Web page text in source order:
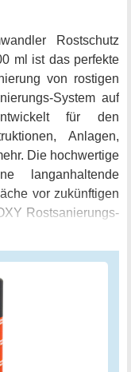
Rostschutz
ml ist das perfekte
von rostigen
System auf
für den
Anlagen,
Die hochwertige
langanhaltende
vor zukünftigen
Rostsanierungs-
Lösung für alle
für den optimalen
Grundierung